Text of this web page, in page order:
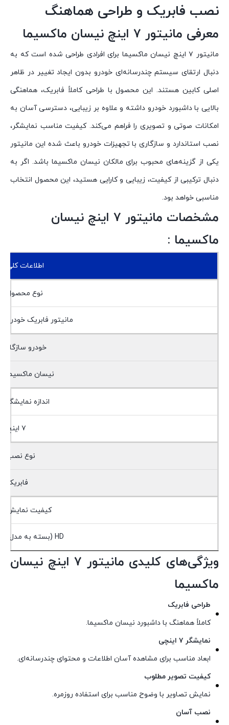
نصب فابریک و طراحی هماهنگ
معرفی مانیتور ۷ اینچ نیسان ماکسیما
مانیتور ۷ اینچ نیسان ماکسیما برای افرادی طراحی شده است که به
دنبال ارتقای سیستم چندرسانه‌ای خودرو بدون ایجاد تغییر در ظاهر
اصلی کابین هستند. این محصول با طراحی کاملاً فابریک، هماهنگی
بالایی با داشبورد خودرو داشته و علاوه بر زیبایی، دسترسی آسان به
امکانات صوتی و تصویری را فراهم می‌کند. کیفیت مناسب نمایشگر،
نصب استاندارد و سازگاری با تجهیزات خودرو باعث شده این مانیتور
یکی از گزینه‌های محبوب برای مالکان نیسان ماکسیما باشد. اگر به
دنبال ترکیبی از کیفیت، زیبایی و کارایی هستید، این محصول انتخاب
مناسبی خواهد بود.
مشخصات مانیتور ۷ اینچ نیسان
ماکسیما :
اطلاعات کلی
نوع محصول
مانیتور فابریک خودرو
خودرو سازگار
نیسان ماکسیما
اندازه نمایشگر
۷ اینچ
نوع نصب
فابریک
کیفیت نمایش
HD (بسته به مدل)
ویژگی‌های کلیدی مانیتور ۷ اینچ نیسان
ماکسیما
طراحی فابریک
کاملاً هماهنگ با داشبورد نیسان ماکسیما.
نمایشگر ۷ اینچی
ابعاد مناسب برای مشاهده آسان اطلاعات و محتوای چندرسانه‌ای.
کیفیت تصویر مطلوب
نمایش تصاویر با وضوح مناسب برای استفاده روزمره.
نصب آسان